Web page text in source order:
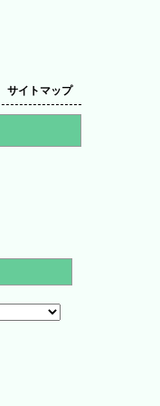
サイトマップ